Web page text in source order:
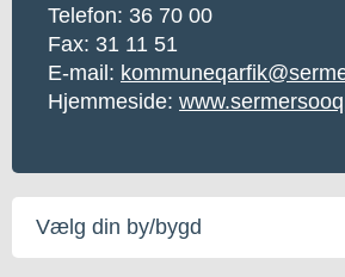
Telefon: 36 70 00
Fax: 31 11 51
E-mail:
Hjemmeside:
Vælg
din
by/bygd